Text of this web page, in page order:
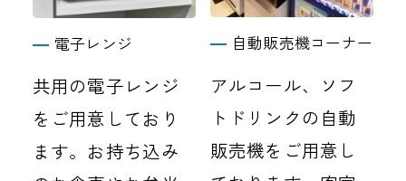
電子レンジ
共用の電子レンジ
をご用意しており
ます。お持ち込み
自動販売機コーナー
アルコール、ソフ
トドリンクの自動
販売機をご用意し